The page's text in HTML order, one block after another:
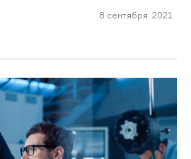
8 сентября 2021